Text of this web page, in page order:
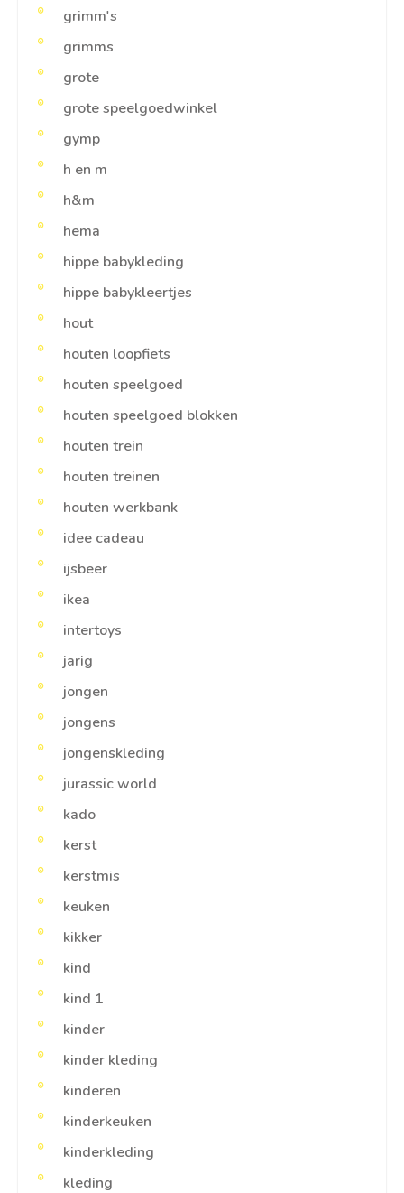
grimm's
grimms
grote
grote speelgoedwinkel
gymp
h en m
h&m
hema
hippe babykleding
hippe babykleertjes
hout
houten loopfiets
houten speelgoed
houten speelgoed blokken
houten trein
houten treinen
houten werkbank
idee cadeau
ijsbeer
ikea
intertoys
jarig
jongen
jongens
jongenskleding
jurassic world
kado
kerst
kerstmis
keuken
kikker
kind
kind 1
kinder
kinder kleding
kinderen
kinderkeuken
kinderkleding
kleding